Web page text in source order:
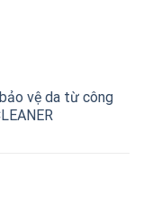
vệ da từ công